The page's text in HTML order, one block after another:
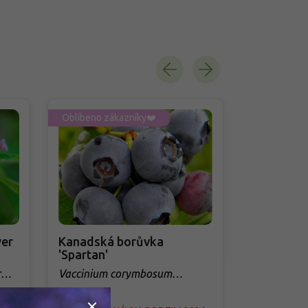
Oblíbeno zákazníky❤️
Kanadská borůvka
'Spartan'
Vaccinium corymbosum
'Spartan'